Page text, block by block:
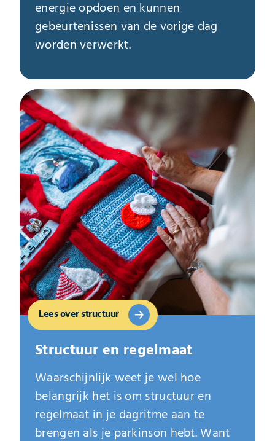
energie opdoen en kunnen
gebeurtenissen van de vorige dag
worden verwerkt.
Lees over structuur
Structuur en regelmaat
Waarschijnlijk weet je wel hoe
belangrijk het is om structuur en
regelmaat in je dagritme aan te
brengen als je parkinson hebt. Want